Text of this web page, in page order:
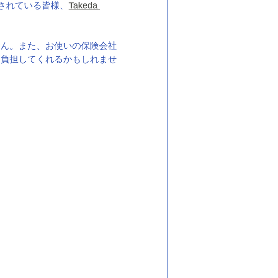
ている皆様、 Takeda
。また、お使いの保険会社
担してくれるかもしれませ